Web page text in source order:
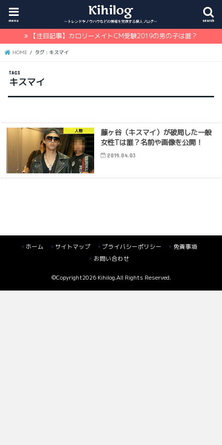
search
menu
【注目記事】カロリーメイトCM受験2019の男の子は誰？
HOME タグ : キスマイ
キスマイ
人物
藤ヶ谷（キスマイ）が破局した一般
女性Tは誰？名前や画像を公開！
2019.04.03
ホーム サイトマップ プライバシーポリシー
免責事項
お問い合わせ
©Copyright2026 Kihilog.All Rights Reserved.